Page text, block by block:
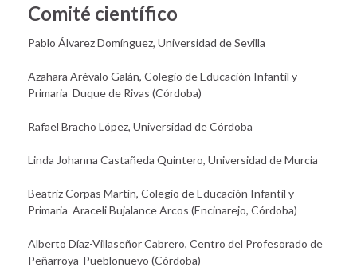
Comité científico
Pablo Álvarez Domínguez, Universidad de Sevilla
Azahara Arévalo Galán, Colegio de Educación Infantil y
Primaria Duque de Rivas (Córdoba)
Rafael Bracho López, Universidad de Córdoba
Linda Johanna Castañeda Quintero, Universidad de Murcia
Beatriz Corpas Martín, Colegio de Educación Infantil y
Primaria Araceli Bujalance Arcos (Encinarejo, Córdoba)
Alberto Díaz-Villaseñor Cabrero, Centro del Profesorado de
Peñarroya-Pueblonuevo (Córdoba)